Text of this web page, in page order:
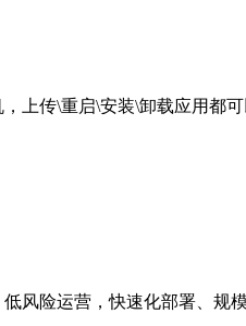
上传\重启\安装\卸载应用都
风险运营，快速化部署、规